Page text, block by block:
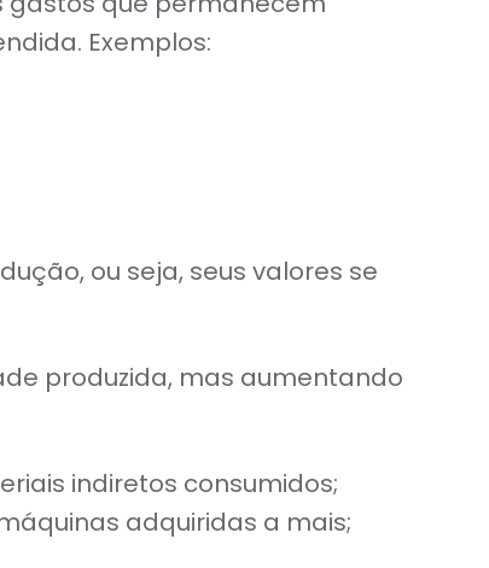
Exemplos:
ou seja, seus valores se
produzida, mas aumentando
indiretos consumidos;
adquiridas a mais;